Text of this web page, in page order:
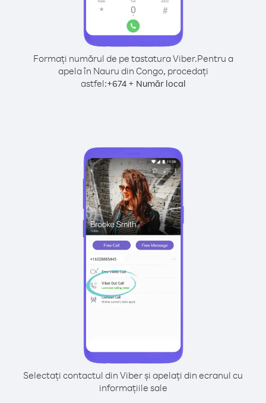
Formați numărul de pe tastatura Viber.Pentru a
apela în Nauru din Congo, procedați
astfel:+674+ Număr local
Selectați contactul din Viber și apelați din ecranul cu
informațiile sale